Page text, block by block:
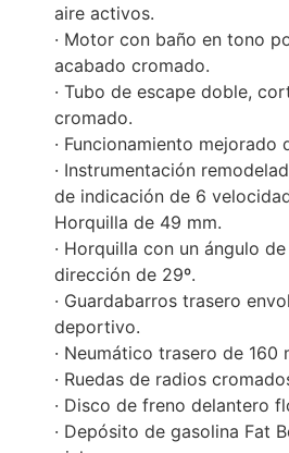
aire activos.
· Motor con baño en tono
acabado cromado.
· Tubo de escape doble,
cromado.
· Funcionamiento mejorado
· Instrumentación
de indicación de 6
Horquilla de 49 mm.
· Horquilla con un ángulo
dirección de 29º.
· Guardabarros trasero
deportivo.
· Neumático trasero de 160
· Ruedas de radios
· Disco de freno delantero
· Depósito de gasolina Fat